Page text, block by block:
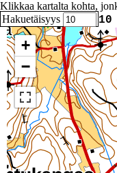
Klikkaa kartalta kohta,
Hakuetäisyys
10
+
−